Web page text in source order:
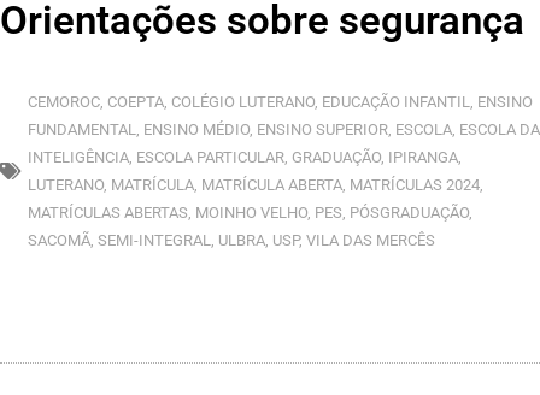
Orientações sobre segurança
CEMOROC COEPTA COLÉGIO LUTERANO EDUCAÇÃO INFANTIL
ENSINO
FUNDAMENTAL
ENSINO MÉDIO ENSINO SUPERIOR ESCOLA ESCOLA DA
INTELIGÊNCIA ESCOLA PARTICULAR GRADUAÇÃO IPIRANGA
LUTERANO MATRÍCULA MATRÍCULA ABERTA MATRÍCULAS 2024
MATRÍCULAS ABERTAS MOINHO VELHO PES PÓSGRADUAÇÃO
SACOMÃ SEMI-INTEGRAL ULBRA USP, VILA DAS MERCÊS